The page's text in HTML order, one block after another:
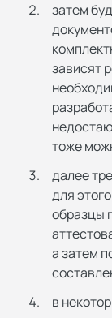
затем
зависят
тоже
далее
для
образцы
а затем
в